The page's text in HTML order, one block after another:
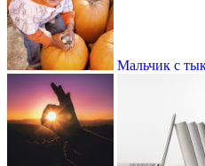
Мальчик с